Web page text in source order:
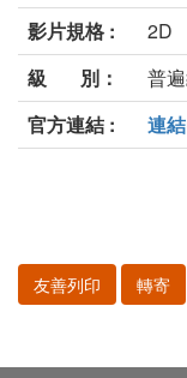
影片規格 :
2D
級 別：
普
官方連結 :
連結
友善列印 轉寄